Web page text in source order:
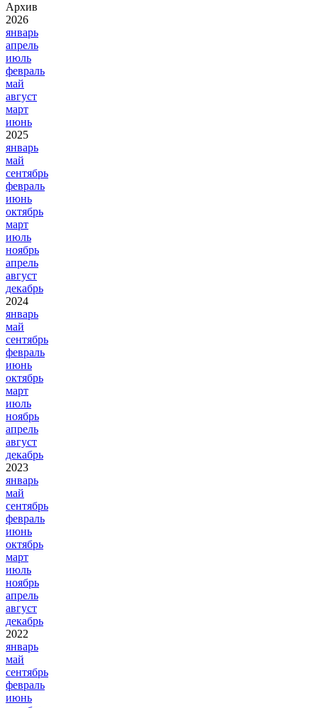
Архив
2026
январь
апрель
июль
февраль
май
август
март
июнь
2025
январь
май
сентябрь
февраль
июнь
октябрь
март
июль
ноябрь
апрель
август
декабрь
2024
январь
май
сентябрь
февраль
июнь
октябрь
март
июль
ноябрь
апрель
август
декабрь
2023
январь
май
сентябрь
февраль
июнь
октябрь
март
июль
ноябрь
апрель
август
декабрь
2022
январь
май
сентябрь
февраль
июнь